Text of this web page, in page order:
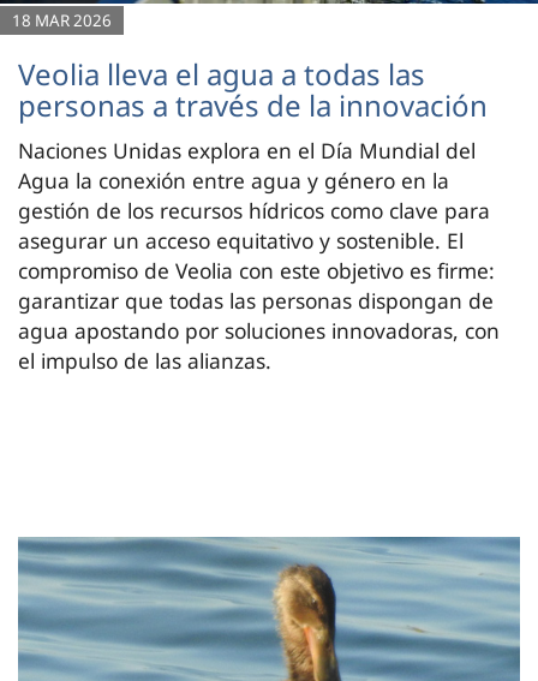
18 MAR 2026
Veolia lleva el agua a todas las
personas a través de la innovación
Naciones Unidas explora en el Día Mundial del
Agua la conexión entre agua y género en la
gestión de los recursos hídricos como clave para
asegurar un acceso equitativo y sostenible. El
compromiso de Veolia con este objetivo es firme:
garantizar que todas las personas dispongan de
agua apostando por soluciones innovadoras, con
el impulso de las alianzas.